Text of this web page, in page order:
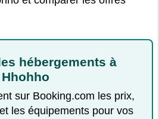
hébergements à
Hhohho
sur Booking.com les prix,
les équipements pour vos